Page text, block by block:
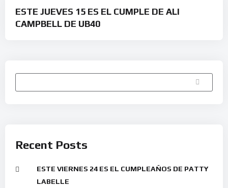
ESTE JUEVES 15 ES EL CUMPLE DE ALI
CAMPBELL DE UB40
Buscar
Recent Posts
ESTE VIERNES 24 ES EL CUMPLEAÑOS DE PATTY
LABELLE